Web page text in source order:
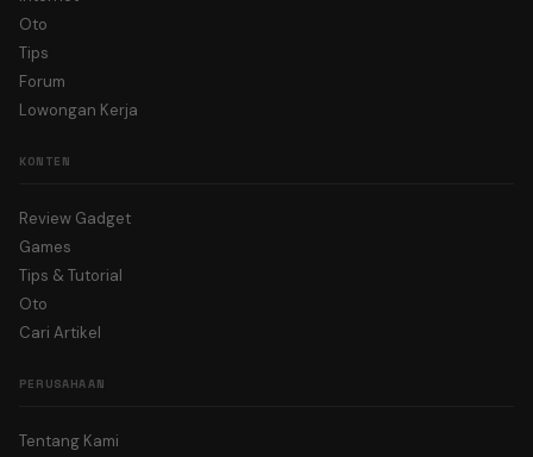
Oto
Tips
Forum
Lowongan Kerja
KONTEN
Review Gadget
Games
Tips & Tutorial
Oto
Cari Artikel
PERUSAHAAN
Tentang Kami